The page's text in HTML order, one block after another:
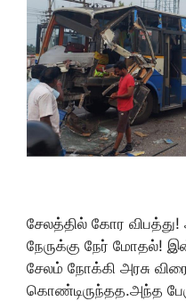
சேலத்தில் கோர விபத்து!
நேருக்கு நேர் மோதல்!
சேலம் நோக்கி அரசு
கொண்டிருந்தத.அந்த